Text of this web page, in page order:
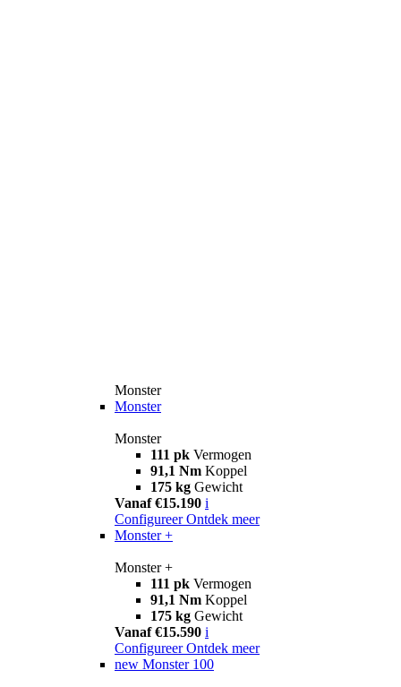
Monster
Monster
Monster
111 pk Vermogen
91,1 Nm Koppel
175 kg Gewicht
Vanaf €15.190 i
Configureer Ontdek meer
Monster +
Monster +
111 pk Vermogen
91,1 Nm Koppel
175 kg Gewicht
Vanaf €15.590 i
Configureer Ontdek meer
new Monster 100